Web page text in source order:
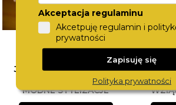
JAK ŁĄCZYĆ BIŻUTERIĘ?
POZNAJ SPOSOBY NA
MODNE STYLIZACJE
Akceptacja regulaminu
Akcetpuję regulamin i
prywatności
Zapisuję się
Polityka prywatności